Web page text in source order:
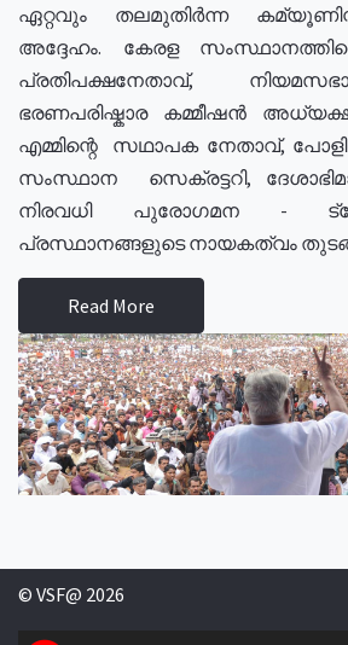
ഏറ്റവും തലമുതിർന്ന
അദ്ദേഹം. കേരള
പ്രതിപക്ഷനേതാവ്,
ഭരണപരിഷ്കാര കമ്മീഷൻ
എമ്മിന്റെ സഥാപക നേതാവ്,
സംസ്ഥാന സെക്രട്ടറി,
നിരവധി പുരോഗമന -
പ്രസ്ഥാനങ്ങളുടെ നായകത്വം
Read More
© VSF@ 2026